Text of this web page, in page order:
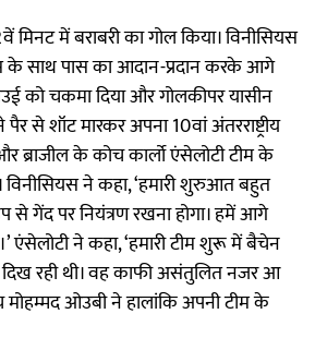
मिनट में बराबरी का गोल किया। विनीसियस
के साथ पास का आदान-प्रदान करके आगे
को चकमा दिया और गोलकीपर यासीन
से शॉट मारकर अपना 10वां अंतरराष्ट्रीय
ब्राजील के कोच कार्लो एंसेलोटी टीम के
विनीसियस ने कहा, ‘हमारी शुरुआत बहुत
से गेंद पर नियंत्रण रखना होगा। हमें आगे
एंसेलोटी ने कहा, ‘हमारी टीम शुरू में बैचेन
दिख रही थी। वह काफी असंतुलित नजर आ
मोहम्मद ओउबी ने हालांकि अपनी टीम के